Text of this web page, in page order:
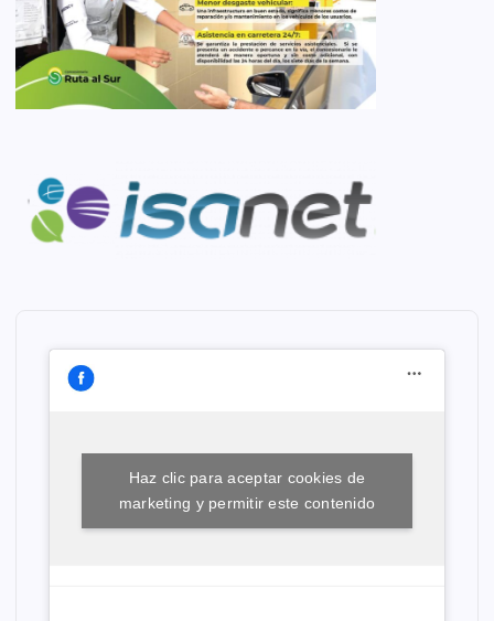
Haz clic para aceptar cookies de
marketing y permitir este contenido